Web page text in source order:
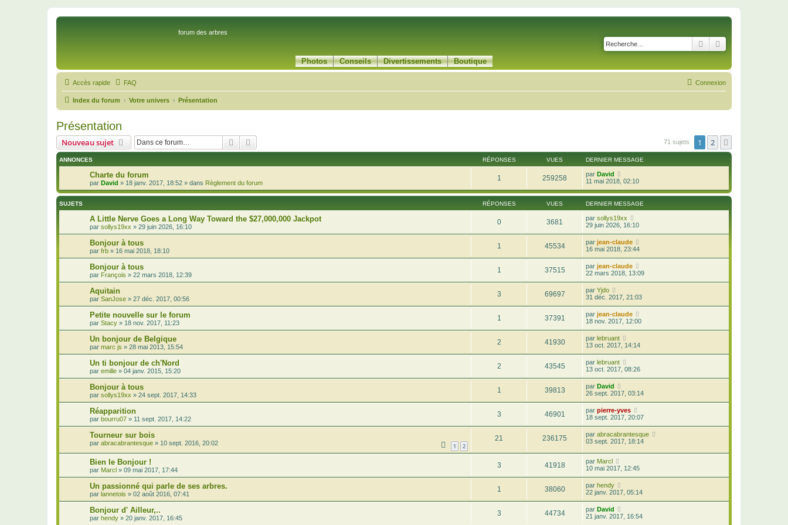
forum des arbres
Rechercher
Photos Conseils Divertissements Boutique
Accès rapide FAQ Connexion
Index du forum Votre univers Présentation
Présentation
Nouveau sujet Rechercher 71 sujets 1 2
ANNONCES RÉPONSES VUES DERNIER MESSAGE
Charte du forum
par David » 18 janv. 2017, 18:52 » dans Règlement du forum
1 259258 par David
11 mai 2018, 02:10
SUJETS RÉPONSES VUES DERNIER MESSAGE
A Little Nerve Goes a Long Way Toward the $27,000,000 Jackpot
par sollys19xx » 29 juin 2026, 16:10
0 3681 par sollys19xx
29 juin 2026, 16:10
Bonjour à tous
par frb » 16 mai 2018, 18:10
1 45534 par jean-claude
16 mai 2018, 23:44
Bonjour à tous
par François » 22 mars 2018, 12:39
1 37515 par jean-claude
22 mars 2018, 13:09
Aquitain
par SanJose » 27 déc. 2017, 00:56
3 69697 par Yjdo
31 déc. 2017, 21:03
Petite nouvelle sur le forum
par Stacy » 18 nov. 2017, 11:23
1 37391 par jean-claude
18 nov. 2017, 12:00
Un bonjour de Belgique
par marc js » 28 mai 2013, 15:54
2 41930 par lebruant
13 oct. 2017, 14:14
Un ti bonjour de ch'Nord
par emille » 04 janv. 2015, 15:20
2 43545 par lebruant
13 oct. 2017, 08:26
Bonjour à tous
par sollys19xx » 24 sept. 2017, 14:33
1 39813 par David
26 sept. 2017, 03:14
Réapparition
par bourru07 » 11 sept. 2017, 14:22
3 46901 par pierre-yves
18 sept. 2017, 20:07
Tourneur sur bois
par abracabrantesque » 10 sept. 2016, 20:02 1 2
21 236175 par abracabrantesque
03 sept. 2017, 18:14
Bien le Bonjour !
par Marcl » 09 mai 2017, 17:44
3 41918 par Marcl
10 mai 2017, 12:45
Un passionné qui parle de ses arbres.
par lannetois » 02 août 2016, 07:41
1 38060 par hendy
22 janv. 2017, 05:14
Bonjour d' Ailleur,..
par hendy » 20 janv. 2017, 16:45
3 44734 par David
21 janv. 2017, 16:54